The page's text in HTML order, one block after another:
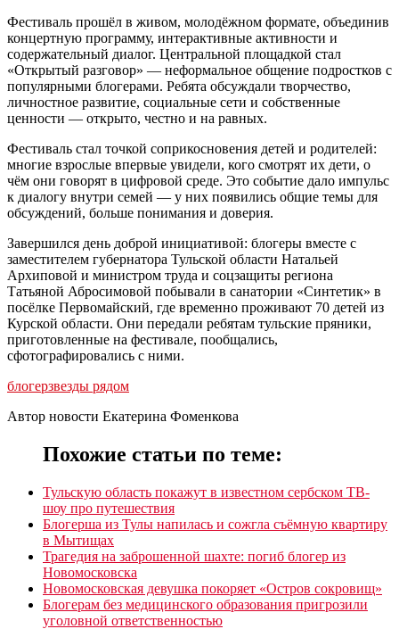
Фестиваль прошёл в живом, молодёжном формате, объединив
концертную программу, интерактивные активности и
содержательный диалог. Центральной площадкой стал
«Открытый разговор» — неформальное общение подростков с
популярными блогерами. Ребята обсуждали творчество,
личностное развитие, социальные сети и собственные
ценности — открыто, честно и на равных.
Фестиваль стал точкой соприкосновения детей и родителей:
многие взрослые впервые увидели, кого смотрят их дети, о
чём они говорят в цифровой среде. Это событие дало импульс
к диалогу внутри семей — у них появились общие темы для
обсуждений, больше понимания и доверия.
Завершился день доброй инициативой: блогеры вместе с
заместителем губернатора Тульской области Натальей
Архиповой и министром труда и соцзащиты региона
Татьяной Абросимовой побывали в санатории «Синтетик» в
посёлке Первомайский, где временно проживают 70 детей из
Курской области. Они передали ребятам тульские пряники,
приготовленные на фестивале, пообщались,
сфотографировались с ними.
блогерзвезды рядом
Автор новости Екатерина Фоменкова
Похожие статьи по теме:
Тульскую область покажут в известном сербском ТВ-
шоу про путешествия
Блогерша из Тулы напилась и сожгла съёмную квартиру
в Мытищах
Трагедия на заброшенной шахте: погиб блогер из
Новомосковска
Новомосковская девушка покоряет «Остров сокровищ»
Блогерам без медицинского образования пригрозили
уголовной ответственностью